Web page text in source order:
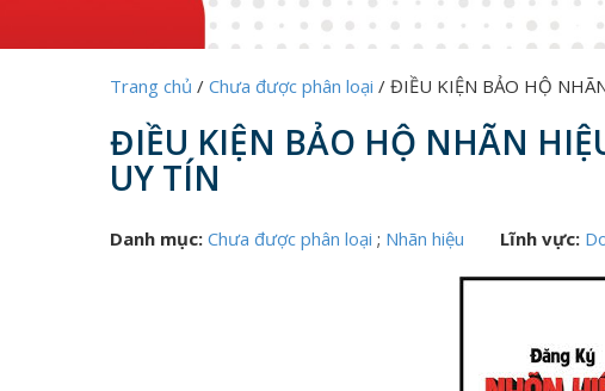
Trang chủ / Chưa được phân loại / ĐIỀU KIỆN BẢO HỘ
ĐIỀU KIỆN BẢO HỘ NHÃN
UY TÍN
Danh mục: Chưa được phân loại ; Nhãn hiệu Lĩnh vực: